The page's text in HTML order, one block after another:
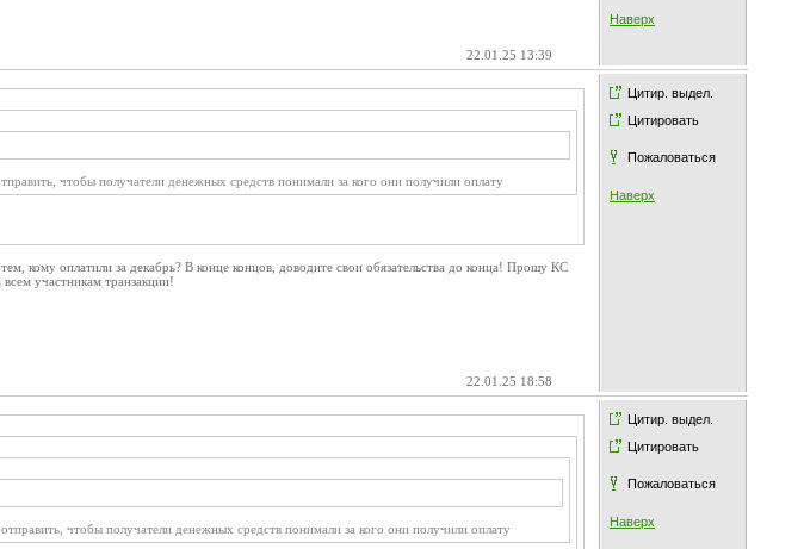
Наверх
22.01.25 13:39
Цитир. выдел.
Цитировать
Пожаловаться
Наверх
чтобы получатели денежных средств понимали за кого они получили оплату
кому оплатили за декабрь? В конце концов, доводите свои обязательства до конца! Прошу КС
всем участникам транзакции!
22.01.25 18:58
Цитир. выдел.
Цитировать
Пожаловаться
Наверх
чтобы получатели денежных средств понимали за кого они получили оплату